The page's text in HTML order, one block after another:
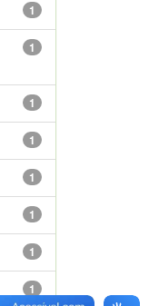
1
1
1
1
1
1
1
1